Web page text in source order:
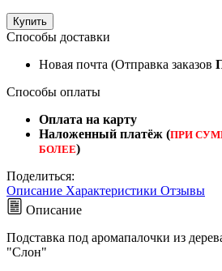
Купить
Способы доставки
Новая почта (Отправка заказов
Способы оплаты
Оплата на карту
Наложенный платёж (ПРИ
БОЛЕЕ)
Поделиться:
Описание Характеристики Отзывы
Описание
Подставка под аромапалочки из
"Слон"